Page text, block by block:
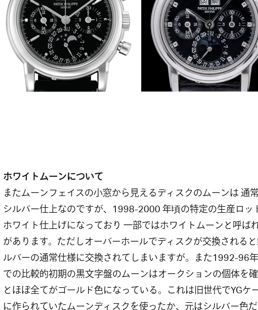
ホワイトムーンについて
またムーンフェイスの小窓から見えるディスクのムーンは 通
シルバー仕上なのですが、1998-2000 年頃の特定の生産ロッ
ホワイト仕上げになっており 一部ではホワイトムーンと呼ば
があります。ただしオーバーホールでディスクが交換される
ルバーの通常仕様に交換されてしまいますが。また1992-96
での比較的初期の黒文字盤のムーンはオークションの個体を
とほぼ全てがゴールド色になっている。これは旧世代でYGケ